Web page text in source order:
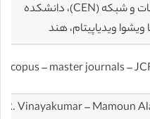
مرکز مهندسی محاسبات و شبکه (CEN)، دانشکده
ویشوا ویدیاپیتام، هند
scopus – master journals –
R. Vinayakumar – Mamoun